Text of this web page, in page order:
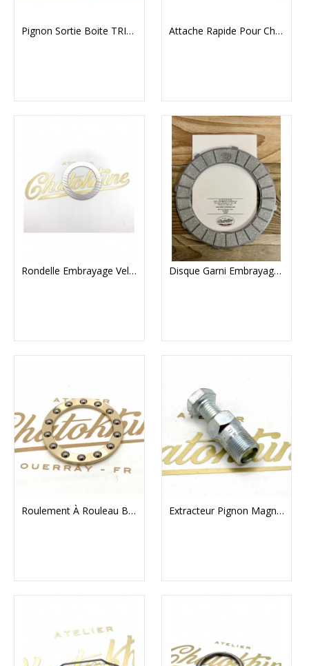
Pignon Sortie Boite TRIUMPH Boite Séparée (92476) Attache Rapide Pour Chaine Renold 428
Rondelle Embrayage Velocette Disque Garni Embrayage Surflex BSA Groupes C,B,M Et A7, A10 Oscillantes
Roulement À Rouleau Butée D'embrayage Velocette Extracteur Pignon Magnéto Ou Magdyno